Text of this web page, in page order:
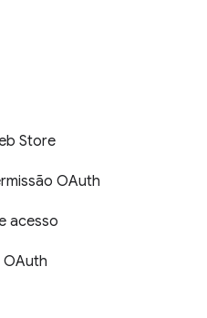
Store
OAuth
acesso